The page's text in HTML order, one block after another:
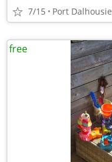
7/15 Port Dalhousie
free